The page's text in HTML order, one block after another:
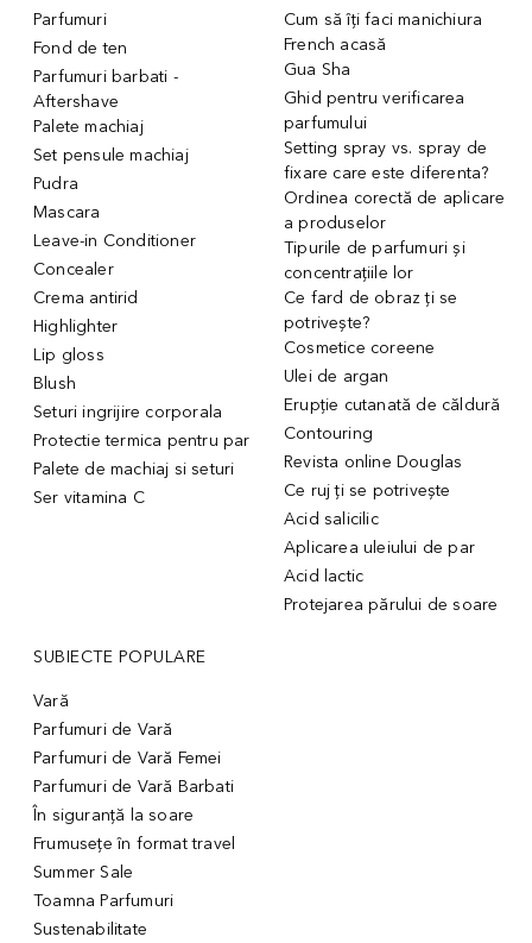
Parfumuri
Fond de ten
Parfumuri barbati -
Aftershave
Palete machiaj
Set pensule machiaj
Pudra
Mascara
Leave-in Conditioner
Concealer
Crema antirid
Highlighter
Lip gloss
Blush
Seturi ingrijire corporala
Protectie termica pentru par
Palete de machiaj si seturi
Ser vitamina C
Cum să îți faci manichiura
French acasă
Gua Sha
Ghid pentru verificarea
parfumului
Setting spray vs. spray de
fixare care este diferenta?
Ordinea corectă de aplicare
a produselor
Tipurile de parfumuri și
concentrațiile lor
Ce fard de obraz ți se
potrivește?
Cosmetice coreene
Ulei de argan
Erupție cutanată de căldură
Contouring
Revista online Douglas
Ce ruj ți se potrivește
Acid salicilic
Aplicarea uleiului de par
Acid lactic
Protejarea părului de soare
SUBIECTE POPULARE
Vară
Parfumuri de Vară
Parfumuri de Vară Femei
Parfumuri de Vară Barbati
În siguranță la soare
Frumusețe în format travel
Summer Sale
Toamna Parfumuri
Sustenabilitate